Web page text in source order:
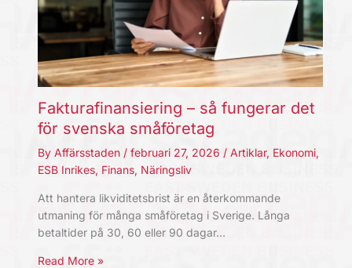
Fakturafinansiering – så fungerar det
för svenska småföretag
By Affärsstaden / februari 27, 2026 / Artiklar, Ekonomi,
ESB Inrikes, Finans, Näringsliv
Att hantera likviditetsbrist är en återkommande
utmaning för många småföretag i Sverige. Långa
betaltider på 30, 60 eller 90 dagar…
Read More »